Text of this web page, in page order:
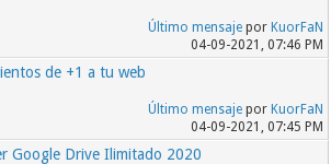
Último mensajepor KuorFaN
04-09-2021, 07:46 PM
de +1 a tu web
Último mensajepor KuorFaN
04-09-2021, 07:45 PM
Google Drive Ilimitado 2020